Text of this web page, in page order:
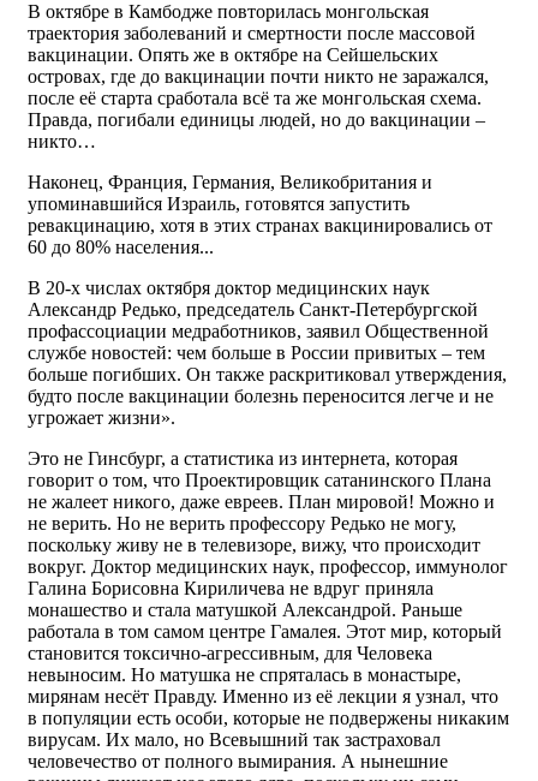
В октябре в Камбодже повторилась монгольская
траектория заболеваний и смертности после массовой
вакцинации. Опять же в октябре на Сейшельских
островах, где до вакцинации почти никто не заражался,
после её старта сработала всё та же монгольская схема.
Правда, погибали единицы людей, но до вакцинации –
никто…
Наконец, Франция, Германия, Великобритания и
упоминавшийся Израиль, готовятся запустить
ревакцинацию, хотя в этих странах вакцинировались от
60 до 80% населения...
В 20-х числах октября доктор медицинских наук
Александр Редько, председатель Санкт-Петербургской
профассоциации медработников, заявил Общественной
службе новостей: чем больше в России привитых – тем
больше погибших. Он также раскритиковал утверждения,
будто после вакцинации болезнь переносится легче и не
угрожает жизни».
Это не Гинсбург, а статистика из интернета, которая
говорит о том, что Проектировщик сатанинского Плана
не жалеет никого, даже евреев. План мировой! Можно и
не верить. Но не верить профессору Редько не могу,
поскольку живу не в телевизоре, вижу, что происходит
вокруг. Доктор медицинских наук, профессор, иммунолог
Галина Борисовна Кириличева не вдруг приняла
монашество и стала матушкой Александрой. Раньше
работала в том самом центре Гамалея. Этот мир, который
становится токсично-агрессивным, для Человека
невыносим. Но матушка не спряталась в монастыре,
мирянам несёт Правду. Именно из её лекции я узнал, что
в популяции есть особи, которые не подвержены никаким
вирусам. Их мало, но Всевышний так застраховал
человечество от полного вымирания. А нынешние